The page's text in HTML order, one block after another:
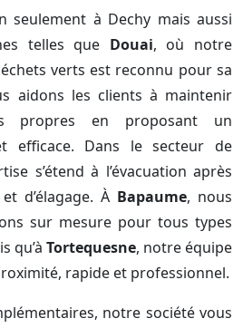
seulement à Dechy mais aussi
telles que Douai, où notre
verts est reconnu pour sa
aidons les clients à maintenir
propres en proposant un
efficace. Dans le secteur de
s’étend à l’évacuation après
d’élagage. À Bapaume, nous
sur mesure pour tous types
qu’à Tortequesne, notre équipe
rapide et professionnel.
notre société vous